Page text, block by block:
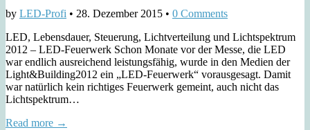
by LED-Profi • 28. Dezember 2015 • 0 Comments
LED, Lebensdauer, Steuerung, Lichtverteilung und Lichtspektrum
2012 – LED-Feuerwerk Schon Monate vor der Messe, die LED
war endlich ausreichend leistungsfähig, wurde in den Medien der
Light&Building2012 ein „LED-Feuerwerk“ vorausgesagt. Damit
war natürlich kein richtiges Feuerwerk gemeint, auch nicht das
Lichtspektrum…
Read more →